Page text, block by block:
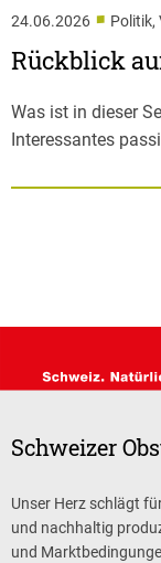
24.06.2026 ■ Politik,
Rückblick
Was ist in dieser
Interessantes
Schweizer
Unser Herz schlägt
und nachhaltig
und